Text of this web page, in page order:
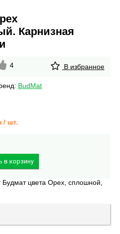
Карнизная
4 В избранное
BudMat
/ шт.
цвета Орех, сплошной,